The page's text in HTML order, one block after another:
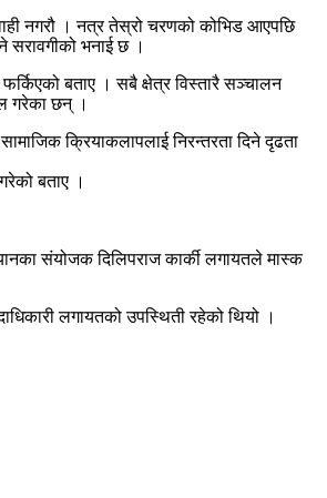
नगरौ । नत्र तेस्रो चरणको कोभिड आएपछि
सरावगीको भनाई छ ।
बताए । सबै क्षेत्र विस्तारै सञ्चालन
गरेका छन् ।
क्रियाकलापलाई निरन्तरता दिने दृढता
बताए ।
संयोजक दिलिपराज कार्की लगायतले मास्क
लगायतको उपस्थिती रहेको थियो ।